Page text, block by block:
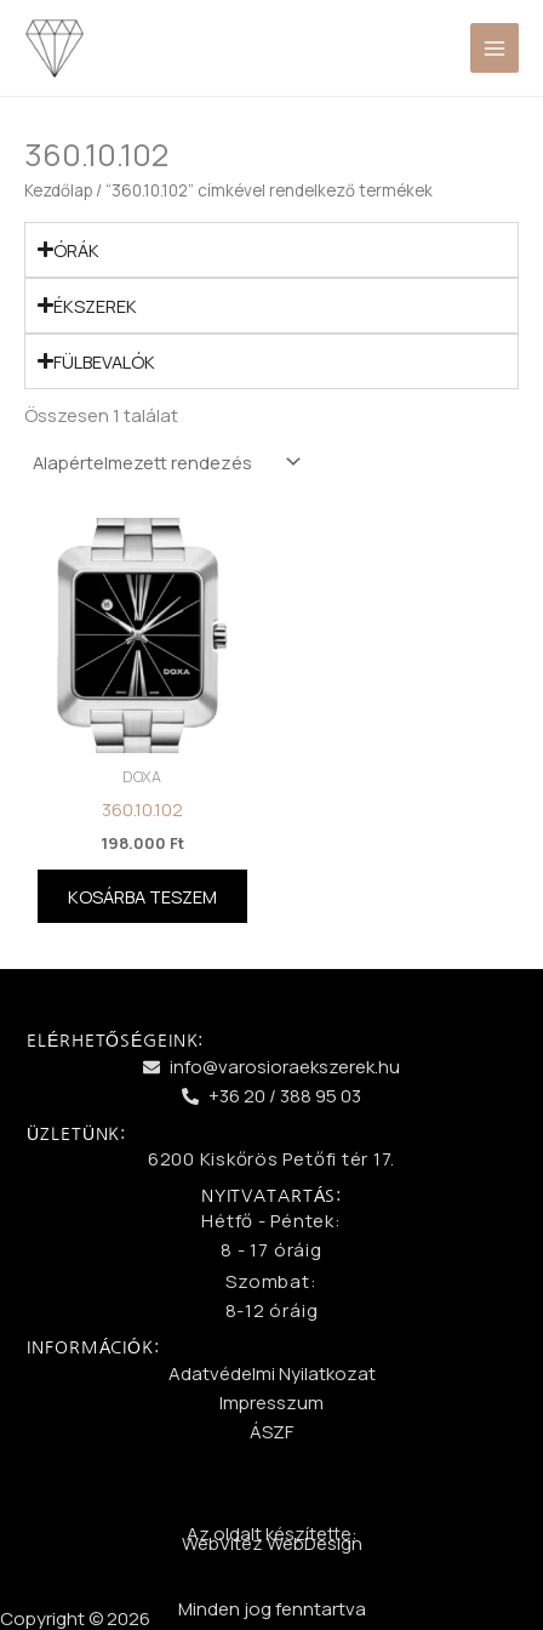
Skip
content
360.10.102
Kezdőlap / “360.10.102” címkével rendelkező termékek
ÓRÁK
ÉKSZEREK
FÜLBEVALÓK
Összesen 1 találat
DOXA
360.10.102
198.000 Ft
KOSÁRBA TESZEM
ELÉRHETŐSÉGEINK:
info@varosioraekszerek.hu
+36 20 / 388 95 03
ÜZLETÜNK:
6200 Kiskőrös Petőfi tér 17.
NYITVATARTÁS:
Hétfő - Péntek:
8 - 17 óráig
Szombat:
8-12 óráig
INFORMÁCIÓK:
Adatvédelmi Nyilatkozat
Impresszum
ÁSZF
Az oldalt készítette:
WebVitéz WebDesign
Minden jog fenntartva
Copyright © 2026